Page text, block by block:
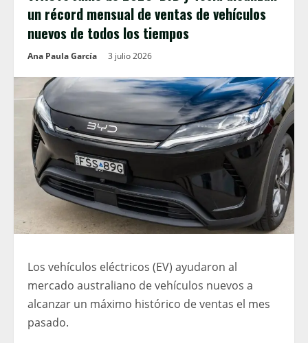
un récord mensual de ventas de vehículos
nuevos de todos los tiempos
Ana Paula García 3 julio 2026
Los vehículos eléctricos (EV) ayudaron al
mercado australiano de vehículos nuevos a
alcanzar un máximo histórico de ventas el mes
pasado.